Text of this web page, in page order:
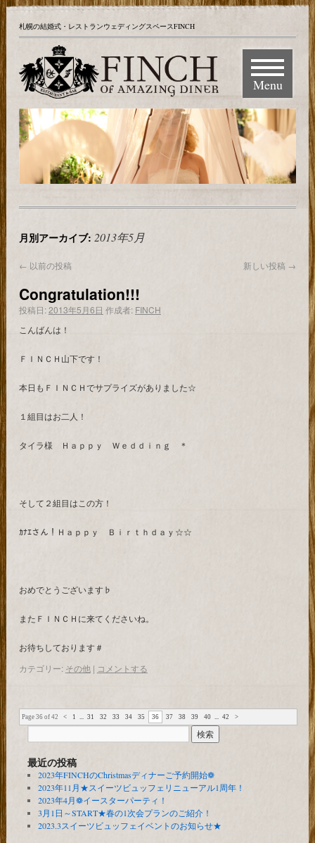
札幌の結婚式・レストランウェディングスペースFINCH
Menu
月別アーカイブ: 2013年5月
← 以前の投稿 新しい投稿 →
Congratulation!!!
投稿日:2013年5月6日 作成者: FINCH
こんばんは！
ＦＩＮＣＨ山下です！
本日もＦＩＮＣＨでサプライズがありました☆
１組目はお二人！
タイラ様 Ｈａｐｐｙ Ｗｅｄｄｉｎｇ ＊
そして２組目はこの方！
ｶﾅｴさん！Ｈａｐｐｙ Ｂｉｒｔｈｄａｙ☆☆
おめでとうございます♭
またＦＩＮＣＨに来てくださいね。
お待ちしております＃
カテゴリー: その他 | コメントする
Page 36 of 42 < 1 ... 31 32 33 34 35 36 37 38 39 40 ... 42 >
最近の投稿
2023年FINCHのChristmasディナーご予約開始❁
2023年11月★スイーツビュッフェリニューアル1周年！
2023年4月❁イースターパーティ！
3月1日～START★春の1次会プランのご紹介！
2023.3スイーツビュッフェイベントのお知らせ★